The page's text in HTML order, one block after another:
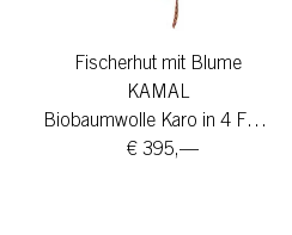
Fischerhut mit Blume
KAMAL
Biobaumwolle Karo in 4 Farben
€ 395,—